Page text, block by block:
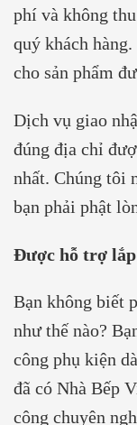
phí và không
quý khách
cho sản phẩm
Dịch vụ giao
đúng địa chỉ
nhất. Chúng tôi
bạn phải phật
Được hỗ trợ
Bạn không biết
như thế nào?
công phụ kiện
đã có Nhà Bếp
công chuyên